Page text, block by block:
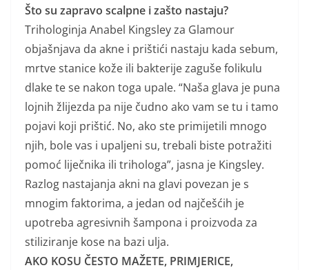
Što su zapravo scalpne i zašto nastaju?
Trihologinja Anabel Kingsley za Glamour
objašnjava da akne i prištići nastaju kada sebum,
mrtve stanice kože ili bakterije zaguše folikulu
dlake te se nakon toga upale. “Naša glava je puna
lojnih žlijezda pa nije čudno ako vam se tu i tamo
pojavi koji prištić. No, ako ste primijetili mnogo
njih, bole vas i upaljeni su, trebali biste potražiti
pomoć liječnika ili trihologa”, jasna je Kingsley.
Razlog nastajanja akni na glavi povezan je s
mnogim faktorima, a jedan od najčešćih je
upotreba agresivnih šampona i proizvoda za
stiliziranje kose na bazi ulja.
AKO KOSU ČESTO MAŽETE, PRIMJERICE,